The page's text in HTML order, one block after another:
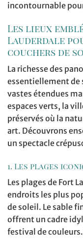
incontournable
Les lieux
Lauderdale
couchers de
La richesse des
essentiellement de
vastes étendues
espaces verts, la
préservés où la
art. Découvrons
un spectacle
1. Les plages
Les plages de Fort
endroits les plus
de soleil. Le sable
offrent un cadre
festival de